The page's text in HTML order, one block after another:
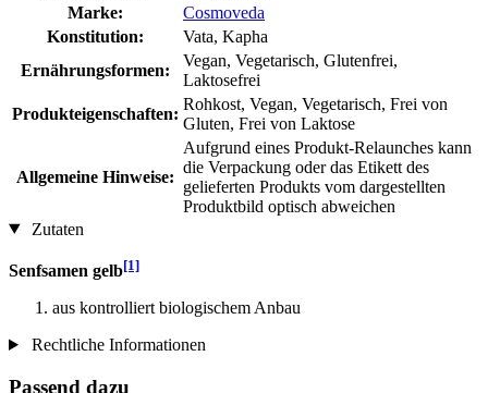
Marke:
Cosmoveda
Konstitution:
Vata, Kapha
Ernährungsformen:
Vegan, Vegetarisch, Glutenfrei,
Laktosefrei
Produkteigenschaften:
Rohkost, Vegan, Vegetarisch, Frei von
Gluten, Frei von Laktose
Allgemeine Hinweise:
Aufgrund eines Produkt-Relaunches kann
die Verpackung oder das Etikett des
gelieferten Produkts vom dargestellten
Produktbild optisch abweichen
Zutaten
Senfsamen gelb[1]
aus kontrolliert biologischem Anbau
Rechtliche Informationen
Passend dazu